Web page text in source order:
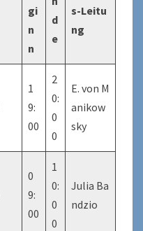
gi
n
n
d
e
s-Leitu
ng
1
9:
00
2
0:
0
0
E. von M
anikow
sky
0
9:
00
1
0:
0
0
Julia Ba
ndzio